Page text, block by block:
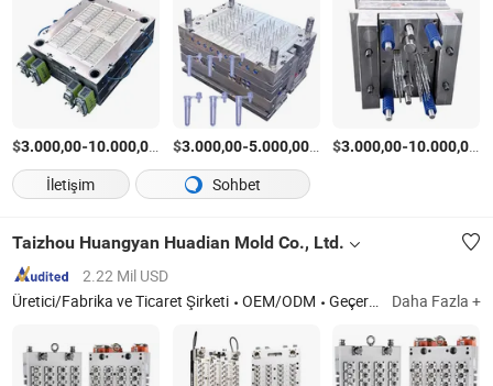
$3.000,00-10.000,00 /Parça
$3.000,00-5.000,00/Parça
$3.000,00-10.000,00 /
İletişim
Sohbet
Taizhou Huangyan Huadian Mold Co., Ltd.
2.22 Mil USD
Üretici/Fabrika ve Ticaret Şirketi
OEM/ODM Geçersiz Daha Fazla +